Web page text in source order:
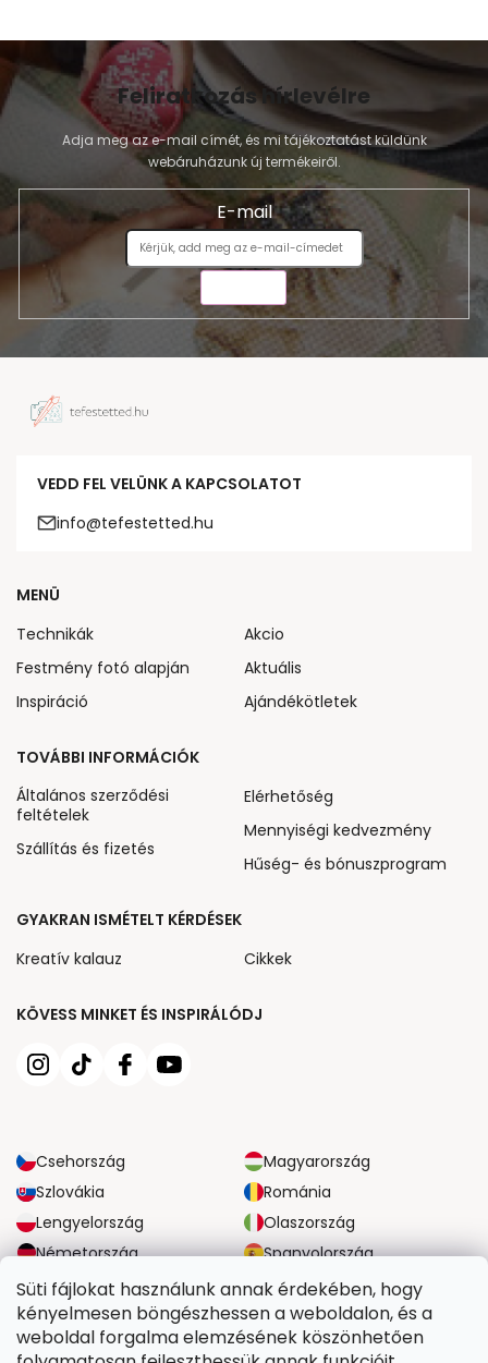
Süti fájlokat használunk annak érdekében, hogy
kényelmesen böngészhessen a weboldalon, és a
weboldal forgalma elemzésének köszönhetően
Feliratkozás hírlevélre
Adja meg az e-mail címét, és mi tájékoztatást küldünk
webáruházunk új termékeiről.
E-mail
VEDD FEL VELÜNK A KAPCSOLATOT
info@tefestetted.hu
KÖVESS MINKET ÉS INSPIRÁLÓDJ
Csehország
Magyarország
Szlovákia
Románia
Lengyelország
Olaszország
Németország
Spanyolország
Nagy-Britannia
Ausztria
MENÜ
Technikák
Festmény fotó alapján
Inspiráció
Akcio
Aktuális
Ajándékötletek
TOVÁBBI INFORMÁCIÓK
Általános szerződési
feltételek
Szállítás és fizetés
Elérhetőség
Mennyiségi kedvezmény
Hűség- és bónuszprogram
GYAKRAN ISMÉTELT KÉRDÉSEK
Kreatív kalauz
Cikkek
MEGBÍZHATÓ SZÁLLÍTÁSI LEHETŐSÉGEK